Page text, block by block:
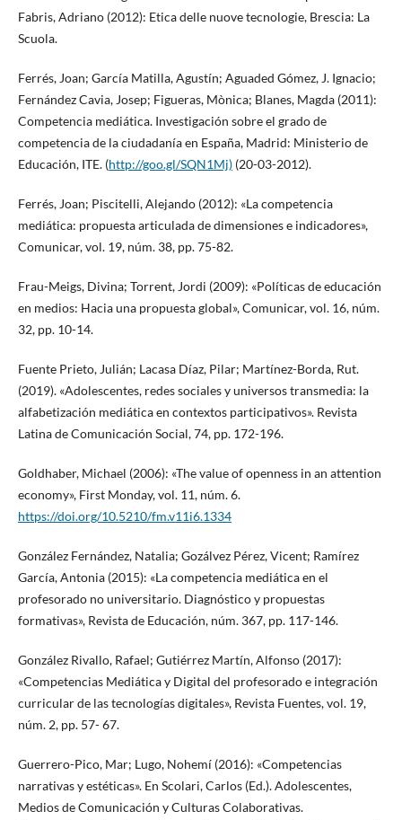
Fabris, Adriano (2012): Etica delle nuove tecnologie, Brescia: La
Scuola.
Ferrés, Joan; García Matilla, Agustín; Aguaded Gómez, J. Ignacio;
Fernández Cavia, Josep; Figueras, Mònica; Blanes, Magda (2011):
Competencia mediática. Investigación sobre el grado de
competencia de la ciudadanía en España, Madrid: Ministerio de
Educación, ITE. (http://goo.gl/SQN1Mj)(20-03-2012).
Ferrés, Joan; Piscitelli, Alejando (2012): «La competencia
mediática: propuesta articulada de dimensiones e indicadores»,
Comunicar, vol. 19, núm. 38, pp. 75-82.
Frau-Meigs, Divina; Torrent, Jordi (2009): «Políticas de educación
en medios: Hacia una propuesta global», Comunicar, vol. 16, núm.
32, pp. 10-14.
Fuente Prieto, Julián; Lacasa Díaz, Pilar; Martínez-Borda, Rut.
(2019). «Adolescentes, redes sociales y universos transmedia: la
alfabetización mediática en contextos participativos». Revista
Latina de Comunicación Social, 74, pp. 172-196.
Goldhaber, Michael (2006): «The value of openness in an attention
economy», First Monday, vol. 11, núm. 6.
https://doi.org/10.5210/fm.v11i6.1334
González Fernández, Natalia; Gozálvez Pérez, Vicent; Ramírez
García, Antonia (2015): «La competencia mediática en el
profesorado no universitario. Diagnóstico y propuestas
formativas», Revista de Educación, núm. 367, pp. 117-146.
González Rivallo, Rafael; Gutiérrez Martín, Alfonso (2017):
«Competencias Mediática y Digital del profesorado e integración
curricular de las tecnologías digitales», Revista Fuentes, vol. 19,
núm. 2, pp. 57- 67.
Guerrero-Pico, Mar; Lugo, Nohemí (2016): «Competencias
narrativas y estéticas». En Scolari, Carlos (Ed.). Adolescentes,
Medios de Comunicación y Culturas Colaborativas.